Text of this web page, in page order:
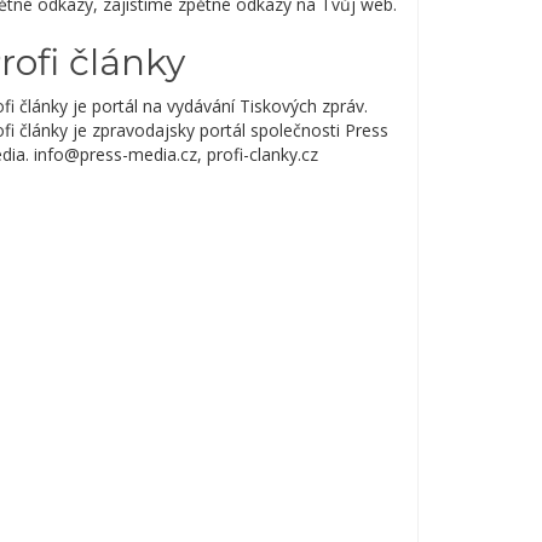
články
články je portál na vydávání Tiskových zpráv.
články je zpravodajsky portál společnosti Press
info@press-media.cz, profi-clanky.cz